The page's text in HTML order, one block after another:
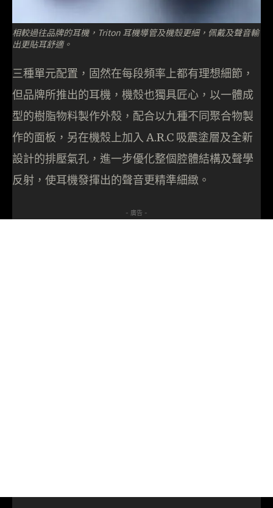
相較過往品牌的耳機，Triton 耳機導管及機殼更細，佩戴及聲音輸
出更貼耳舒適。
三種單元配置，固然在每段頻率上都有理想細節，
但品牌所推出的耳機，機殼也獨具匠心，以一體成
型的樹脂物料製作外殼，配合以九種不同聚合物製
作的面板，另在機殼上加入 A.R.C 吸震塗層及全新
設計的排壓氣孔，進一步優化整個腔體結構及聲學
反射，使耳機發揮出的聲音更精準細緻。
- 廣告 -